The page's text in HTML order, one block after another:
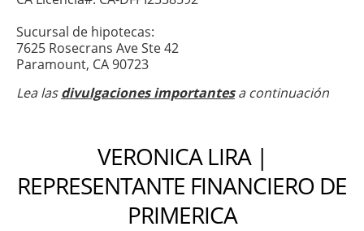
Sucursal de hipotecas:
7625 Rosecrans Ave Ste 42
Paramount, CA 90723
Lea lasdivulgaciones importantesa continuación
VERONICA LIRA |
REPRESENTANTE FINANCIERO DE
PRIMERICA